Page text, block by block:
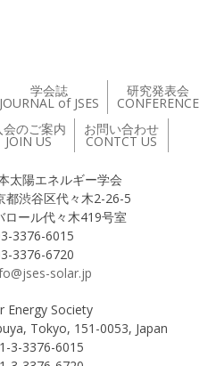
学会誌
JOURNAL of JSES
研究発表会
CONFERENCE
会のご案内
JOIN US
お問い合わせ
CONTCT US
太陽エネルギー学会
渋谷区代々木2-26-5
々木419号室
3376-6015
3376-6720
solar.jp
Energy Society
Tokyo, 151-0053, Japan
3-3376-6015